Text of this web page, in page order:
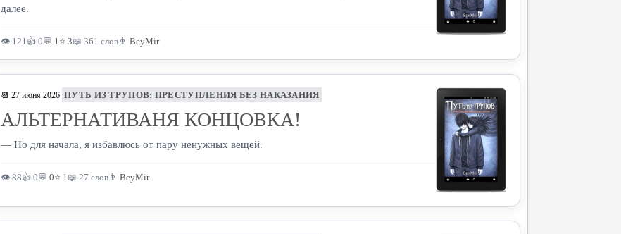
далее.
👁 121👍 0💬 1⭐ 3📖 361 слов 👨 BeyMir
📆 27 июня 2026 ПУТЬ ИЗ ТРУПОВ: ПРЕСТУПЛЕНИЯ БЕЗ НАКАЗАНИЯ
АЛЬТЕРНАТИВАНЯ КОНЦОВКА!
— Но для начала, я избавлюсь от пару ненужных вещей.
👁 88👍 0💬 0⭐ 1📖 27 слов 👨 BeyMir